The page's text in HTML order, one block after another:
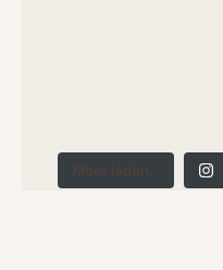
Meer laden...